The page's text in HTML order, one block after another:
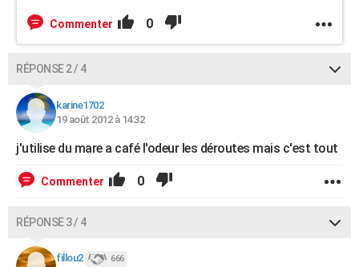
Commenter 0
RÉPONSE 2 / 4
karine1702
19 août 2012 à 14:32
j'utilise du mare a café l'odeur les déroutes mais c'est tout
Commenter 0
RÉPONSE 3 / 4
fillou2 666